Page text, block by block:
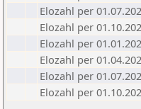
Elozahl per
Elozahl per
Elozahl per
Elozahl per
Elozahl per
Elozahl per